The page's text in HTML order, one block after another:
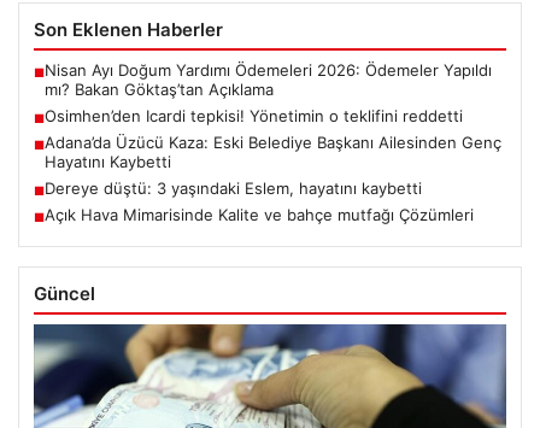
Son Eklenen Haberler
■Nisan Ayı Doğum Yardımı Ödemeleri 2026: Ödemeler Yapıldı
mı? Bakan Göktaş’tan Açıklama
■Osimhen’den Icardi tepkisi! Yönetimin o teklifini reddetti
■Adana’da Üzücü Kaza: Eski Belediye Başkanı Ailesinden Genç
Hayatını Kaybetti
■Dereye düştü: 3 yaşındaki Eslem, hayatını kaybetti
■Açık Hava Mimarisinde Kalite ve bahçe mutfağı Çözümleri
Güncel